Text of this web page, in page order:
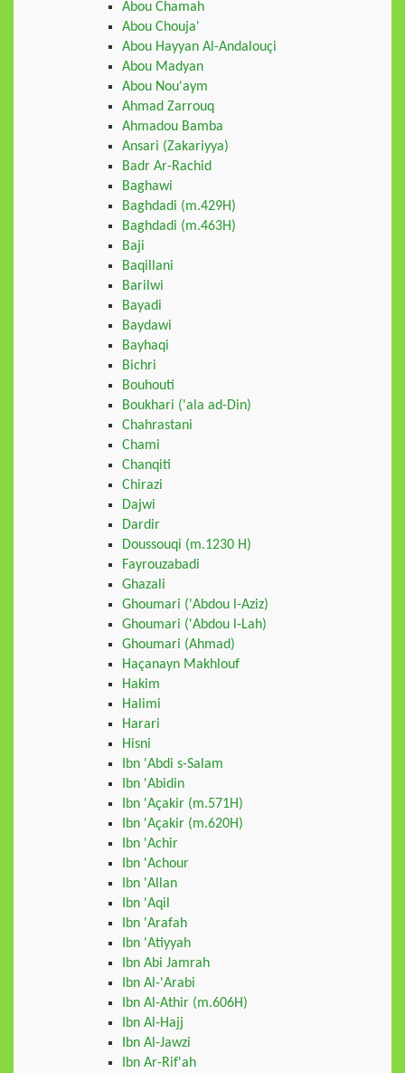
Abou Chamah
Abou Chouja'
Abou Hayyan Al-Andalouçi
Abou Madyan
Abou Nou'aym
Ahmad Zarrouq
Ahmadou Bamba
Ansari (Zakariyya)
Badr Ar-Rachid
Baghawi
Baghdadi (m.429H)
Baghdadi (m.463H)
Baji
Baqillani
Barilwi
Bayadi
Baydawi
Bayhaqi
Bichri
Bouhouti
Boukhari ('ala ad-Din)
Chahrastani
Chami
Chanqiti
Chirazi
Dajwi
Dardir
Doussouqi (m.1230 H)
Fayrouzabadi
Ghazali
Ghoumari ('Abdou l-Aziz)
Ghoumari ('Abdou l-Lah)
Ghoumari (Ahmad)
Haçanayn Makhlouf
Hakim
Halimi
Harari
Hisni
Ibn 'Abdi s-Salam
Ibn 'Abidin
Ibn 'Açakir (m.571H)
Ibn 'Açakir (m.620H)
Ibn 'Achir
Ibn 'Achour
Ibn 'Allan
Ibn 'Aqil
Ibn 'Arafah
Ibn 'Atiyyah
Ibn Abi Jamrah
Ibn Al-'Arabi
Ibn Al-Athir (m.606H)
Ibn Al-Hajj
Ibn Al-Jawzi
Ibn Ar-Rif'ah